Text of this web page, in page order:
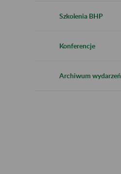
Szkolenia BHP
Konferencje
Archiwum wydarzeń